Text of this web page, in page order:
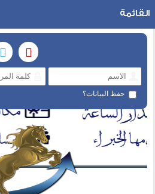
حفظ البيانات؟
القائمة